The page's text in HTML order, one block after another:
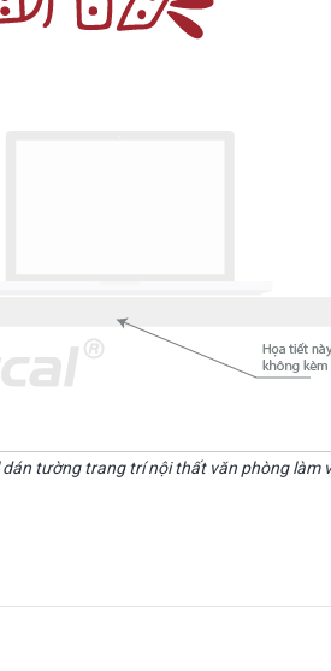
tường trang trí nội thất văn phòng làm